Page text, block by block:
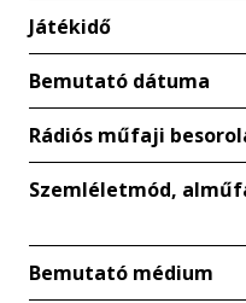
Játékidő
Bemutató dátuma
Rádiós műfaji
Szemléletmód,
Bemutató médium